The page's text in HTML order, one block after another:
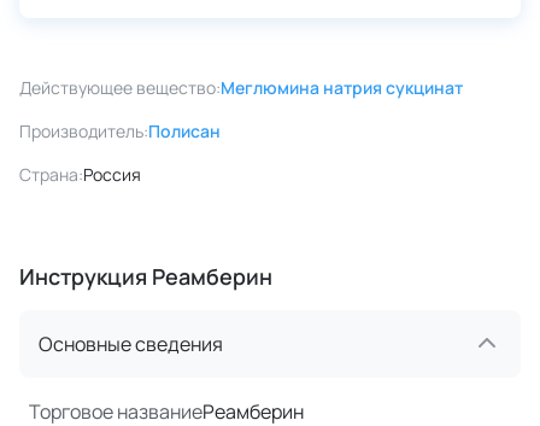
Действующее вещество:Меглюмина натрия сукцинат
Производитель:Полисан
Страна:Россия
Инструкция Реамберин
Основные сведения
Торговое названиеРеамберин